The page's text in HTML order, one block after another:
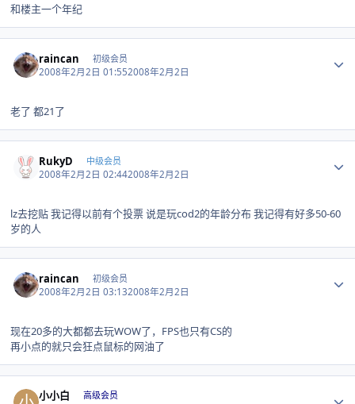
和楼主一个年纪
raincan 初级会员
2008年2月2日 01:552008年2月2日
老了 都21了
RukyD 中级会员
2008年2月2日 02:442008年2月2日
lz去挖贴 我记得以前有个投票 说是玩cod2的年龄分布 我记得有好多50-60
岁的人
raincan 初级会员
2008年2月2日 03:132008年2月2日
现在20多的大都都去玩WOW了，FPS也只有CS的
再小点的就只会狂点鼠标的网油了
小小白 高级会员